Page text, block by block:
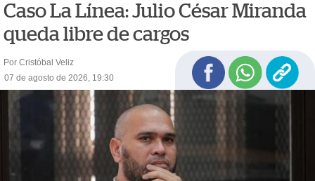
Caso La Línea: Julio César Miranda
queda libre de cargos
Por Cristóbal Veliz
07 de agosto de 2026, 19:30